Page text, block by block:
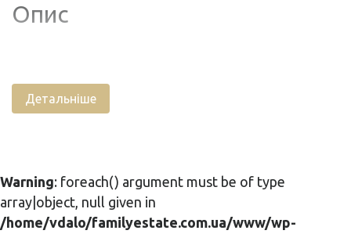
Опис
Детальніше
Warning: foreach() argument must be of type
array|object, null given in
/home/vdalo/familyestate.com.ua/www/wp-